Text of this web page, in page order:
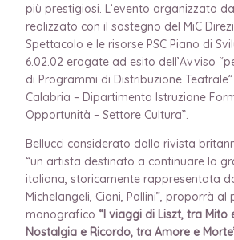
più prestigiosi. L’evento organizzato da
realizzato con il sostegno del MiC
Spettacolo e le risorse PSC Piano di
6.02.02 erogate ad esito dell’Avviso
di Programmi di Distribuzione
Calabria – Dipartimento Istruzione
Opportunità – Settore Cultura”.
Bellucci considerato dalla rivista
“un artista destinato a continuare la
italiana, storicamente rappresentata
Michelangeli, Ciani, Pollini”, proporrà al
monografico “I viaggi di Liszt, tra Mito
Nostalgia e Ricordo, tra Amore e